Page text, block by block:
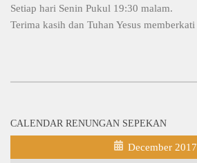
Setiap hari Senin Pukul 19:30 malam.
Terima kasih dan Tuhan Yesus memberkati
CALENDAR RENUNGAN SEPEKAN
December 2017